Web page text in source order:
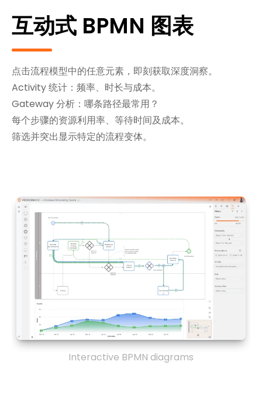
互动式 BPMN 图表
点击流程模型中的任意元素，即刻获取深度洞察。
Activity 统计：频率、时长与成本。
Gateway 分析：哪条路径最常用？
每个步骤的资源利用率、等待时间及成本。
筛选并突出显示特定的流程变体。
Interactive BPMN diagrams